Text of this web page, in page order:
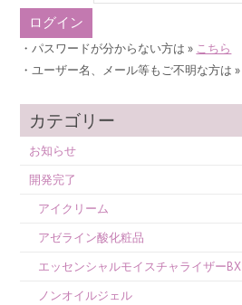
・パスワードが分からない方は » こちら
・ユーザー名、メール等もご不明な方は »
カテゴリー
お知らせ
開発完了
アイクリーム
アゼライン酸化粧品
エッセンシャルモイスチャライザーBX
ノンオイルジェル